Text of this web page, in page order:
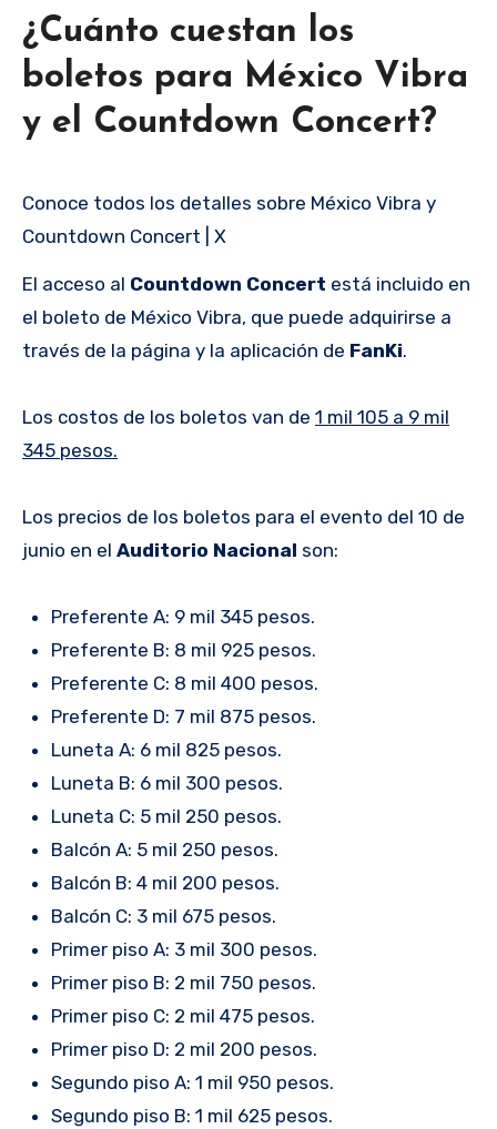
¿Cuánto cuestan los
boletos para México Vibra
y el Countdown Concert?
Conoce todos los detalles sobre México Vibra y
Countdown Concert | X
El acceso al Countdown Concert está incluido en
el boleto de México Vibra, que puede adquirirse a
través de la página y la aplicación de FanKi.
Los costos de los boletos van de 1 mil 105 a 9 mil
345 pesos.
Los precios de los boletos para el evento del 10 de
junio en el Auditorio Nacional son:
Preferente A: 9 mil 345 pesos.
Preferente B: 8 mil 925 pesos.
Preferente C: 8 mil 400 pesos.
Preferente D: 7 mil 875 pesos.
Luneta A: 6 mil 825 pesos.
Luneta B: 6 mil 300 pesos.
Luneta C: 5 mil 250 pesos.
Balcón A: 5 mil 250 pesos.
Balcón B: 4 mil 200 pesos.
Balcón C: 3 mil 675 pesos.
Primer piso A: 3 mil 300 pesos.
Primer piso B: 2 mil 750 pesos.
Primer piso C: 2 mil 475 pesos.
Primer piso D: 2 mil 200 pesos.
Segundo piso A: 1 mil 950 pesos.
Segundo piso B: 1 mil 625 pesos.